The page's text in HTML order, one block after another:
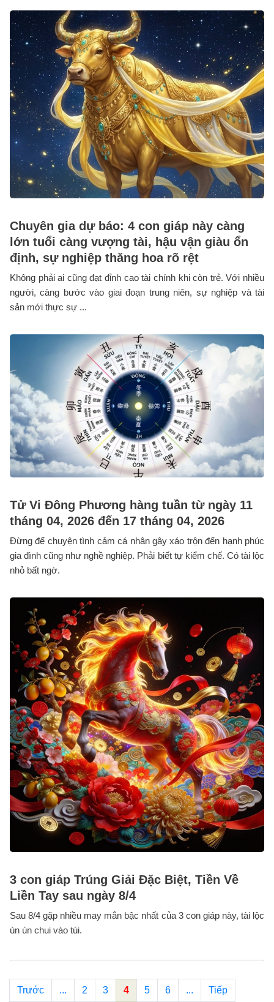
Chuyên gia dự báo: 4 con giáp này càng
lớn tuổi càng vượng tài, hậu vận giàu ổn
định, sự nghiệp thăng hoa rõ rệt
Không phải ai cũng đạt đỉnh cao tài chính khi còn trẻ. Với nhiều
người, càng bước vào giai đoạn trung niên, sự nghiệp và tài
sản mới thực sự ...
Tử Vi Đông Phương hàng tuần từ ngày 11
tháng 04, 2026 đến 17 tháng 04, 2026
Đừng để chuyện tình cảm cá nhân gây xáo trộn đến hạnh phúc
gia đình cũng như nghề nghiệp. Phải biết tự kiểm chế. Có tài lộc
nhỏ bất ngờ.
3 con giáp Trúng Giải Đặc Biệt, Tiền Về
Liền Tay sau ngày 8/4
Sau 8/4 gặp nhiều may mắn bậc nhất của 3 con giáp này, tài lộc
ùn ùn chui vào túi.
Trước ... 2 3 4 5 6 ... Tiếp